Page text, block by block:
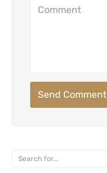
Send Comment